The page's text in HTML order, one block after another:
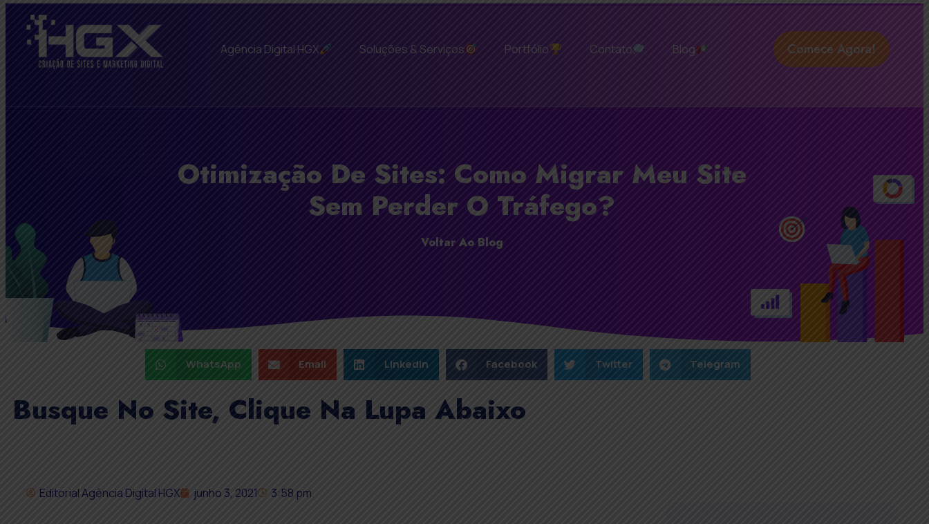
Agência Digital HGX Soluções & Serviços Portfólio Contato Blog Comece Agora!
Otimização De Sites: Como Migrar Meu Site
Sem Perder O Tráfego?
Voltar Ao Blog
WhatsApp Email LinkedIn Facebook Twitter Telegram
Busque No Site, Clique Na Lupa Abaixo
Editorial Agência Digital HGX junho 3, 2021 3:58 pm